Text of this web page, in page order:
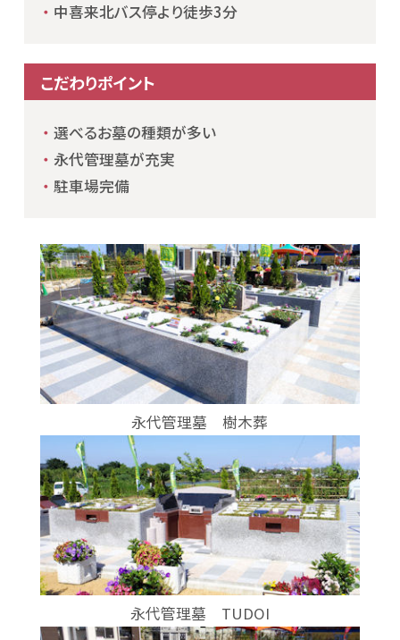
中喜来北バス停より徒歩3分
こだわりポイント
選べるお墓の種類が多い
永代管理墓が充実
駐車場完備
永代管理墓 樹木葬
永代管理墓 TUDOI